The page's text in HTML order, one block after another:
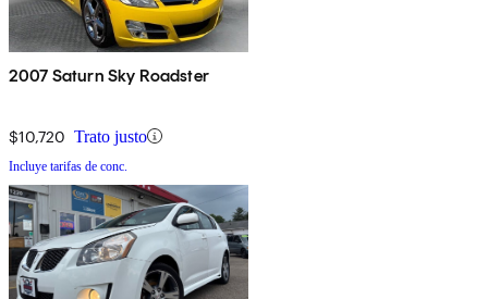
2007 Saturn Sky Roadster
$10,720 Trato justo
Incluye tarifas de conc.